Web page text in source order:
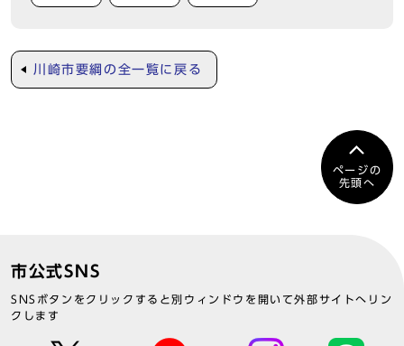
川崎市要綱の全一覧に戻る
ページの
先頭へ
市公式SNS
SNSボタンをクリックすると別ウィンドウを開いて外部サイトへリン
クします